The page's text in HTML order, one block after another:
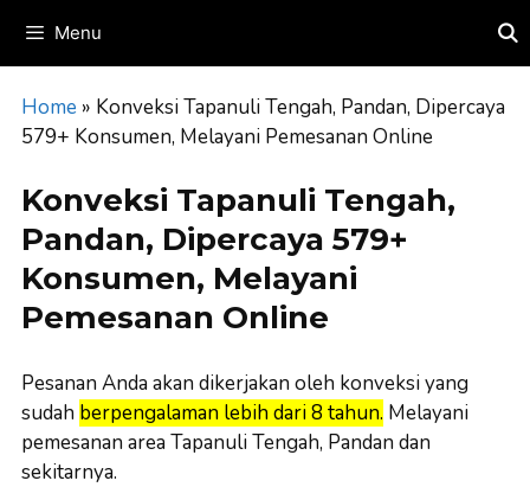
content
Menu
Home » Konveksi Tapanuli Tengah, Pandan, Dipercaya
579+ Konsumen, Melayani Pemesanan Online
Konveksi Tapanuli Tengah,
Pandan, Dipercaya 579+
Konsumen, Melayani
Pemesanan Online
Pesanan Anda akan dikerjakan oleh konveksi yang
sudah berpengalaman lebih dari 8 tahun. Melayani
pemesanan area Tapanuli Tengah, Pandan dan
sekitarnya.